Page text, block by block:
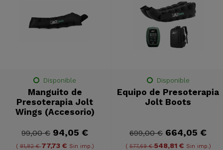
Disponible
Manguito de
Presoterapia Jolt
Wings (Accesorio)
99,00 € 94,05 €
(81,82 €77,73 € Sin imp.)
Disponible
Equipo de Presoterapia
Jolt Boots
699,00 € 664,05 €
( 577,69 €548,81 € Sin imp.)